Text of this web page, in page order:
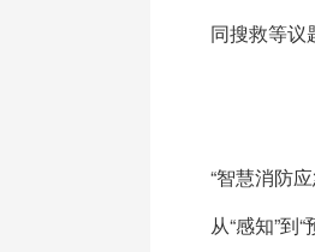
同搜救等议
“智慧消防
从“感知”到